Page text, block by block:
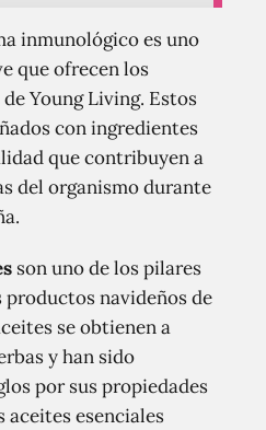
inmunológico es uno
que ofrecen los
Young Living. Estos
con ingredientes
que contribuyen a
del organismo durante
son uno de los pilares
navideños de
se obtienen a
y han sido
por sus propiedades
aceites esenciales